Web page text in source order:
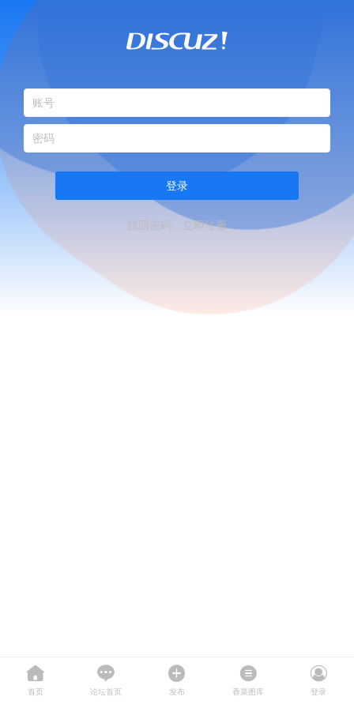
登录
找回密码 立即注册
首页 论坛首页 发布 香菜图库 登录